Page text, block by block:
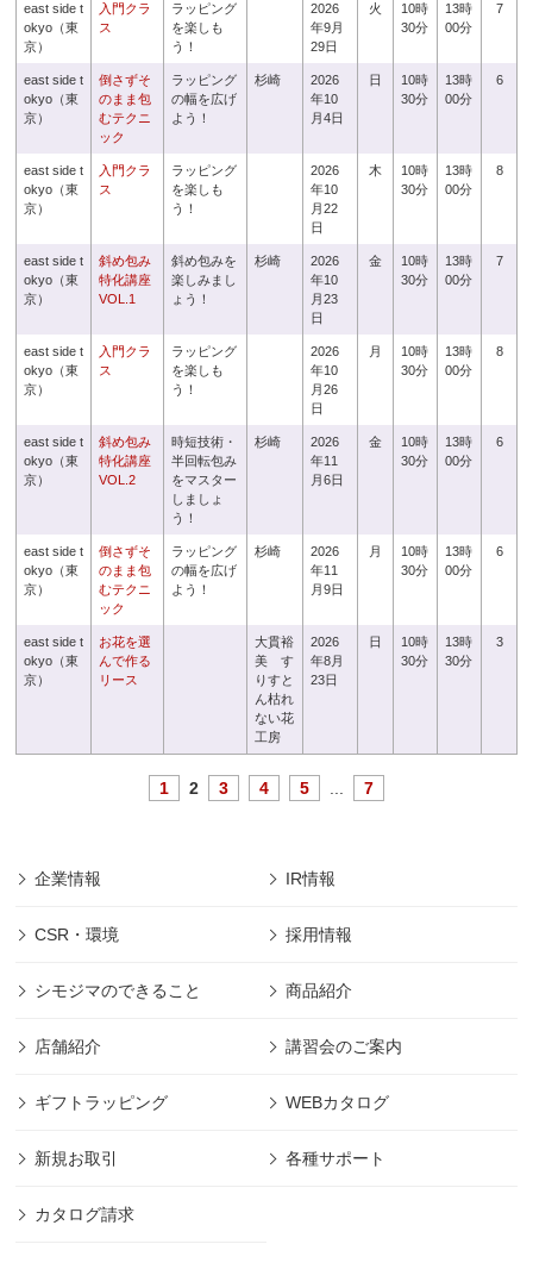
east side t
okyo（東
京）
入門クラ
ス
ラッピング
を楽しも
う！
2026
年9月
29日
火
10時
30分
13時
00分
7
east side t
okyo（東
京）
倒さずそ
のまま包
むテクニ
ック
ラッピング
の幅を広げ
よう！
杉崎
2026
年10
月4日
日
10時
30分
13時
00分
6
east side t
okyo（東
京）
入門クラ
ス
ラッピング
を楽しも
う！
2026
年10
月22
日
木
10時
30分
13時
00分
8
east side t
okyo（東
京）
斜め包み
特化講座
VOL.1
斜め包みを
楽しみまし
ょう！
杉崎
2026
年10
月23
日
金
10時
30分
13時
00分
7
east side t
okyo（東
京）
入門クラ
ス
ラッピング
を楽しも
う！
2026
年10
月26
日
月
10時
30分
13時
00分
8
east side t
okyo（東
京）
斜め包み
特化講座
VOL.2
時短技術・
半回転包み
をマスター
しましょ
う！
杉崎
2026
年11
月6日
金
10時
30分
13時
00分
6
east side t
okyo（東
京）
倒さずそ
のまま包
むテクニ
ック
ラッピング
の幅を広げ
よう！
杉崎
2026
年11
月9日
月
10時
30分
13時
00分
6
east side t
okyo（東
京）
お花を選
んで作る
リース
大貫裕
美 す
りすと
ん枯れ
ない花
工房
2026
年8月
23日
日
10時
30分
13時
30分
3
1 2 3 4 5 7
企業情報 IR情報
CSR・環境 採用情報
シモジマのできること 商品紹介
店舗紹介 講習会のご案内
ギフトラッピング WEBカタログ
新規お取引 各種サポート
カタログ請求